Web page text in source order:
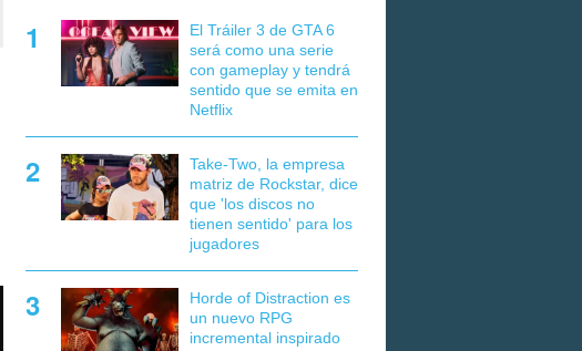
El Tráiler 3 de GTA 6
será como una serie
con gameplay y tendrá
sentido que se emita en
Netflix
Take-Two, la empresa
matriz de Rockstar, dice
que 'los discos no
tienen sentido' para los
jugadores
Horde of Distraction es
un nuevo RPG
incremental inspirado